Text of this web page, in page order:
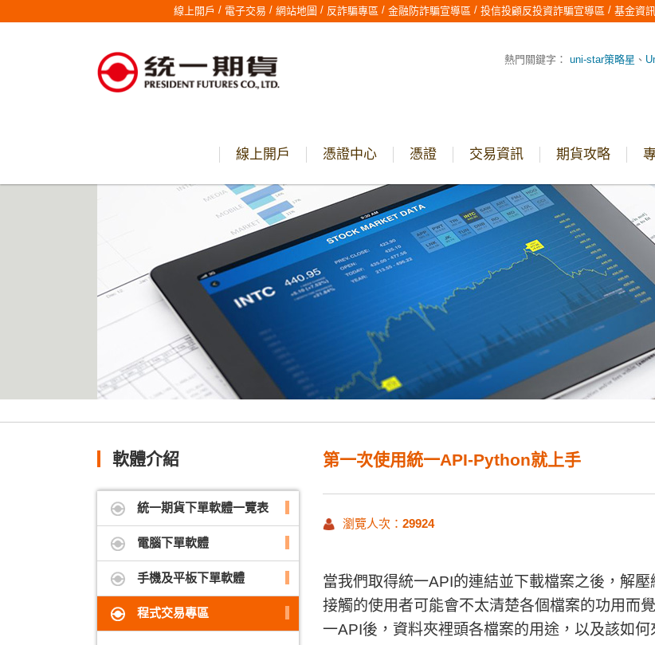
線上開戶 / 電子交易 / 網站地圖 / 反詐騙專區 / 金融防詐騙宣導區 / 投信投顧反投資詐騙宣導區 / 基金資
熱門關鍵字： uni-star策略星 、
線上開戶 憑證中心 憑證 交易資訊 期貨攻略
軟體介紹
統一期貨下單軟體一覽表
電腦下單軟體
手機及平板下單軟體
程式交易專區
第一次使用統一API-Python就上手
瀏覽人次： 29924
當我們取得統一API的連結並下載檔案之後，解
接觸的使用者可能會不太清楚各個檔案的功用而
一API後，資料夾裡頭各檔案的用途，以及該如何